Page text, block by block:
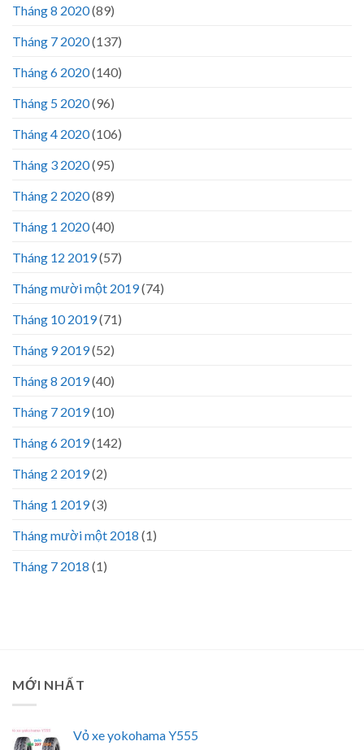
Tháng 8 2020(89)
Tháng 7 2020(137)
Tháng 6 2020(140)
Tháng 5 2020(96)
Tháng 4 2020(106)
Tháng 3 2020(95)
Tháng 2 2020(89)
Tháng 1 2020(40)
Tháng 12 2019(57)
Tháng mười một 2019(74)
Tháng 10 2019(71)
Tháng 9 2019(52)
Tháng 8 2019(40)
Tháng 7 2019(10)
Tháng 6 2019(142)
Tháng 2 2019(2)
Tháng 1 2019(3)
Tháng mười một 2018 (1)
Tháng 7 2018 (1)
MỚI NHẤT
Vỏ xe yokohama Y555